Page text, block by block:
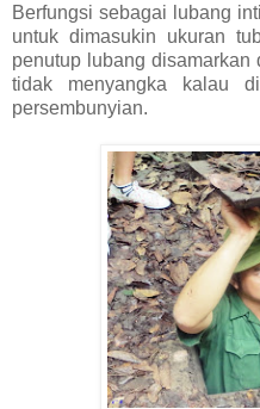
Berfungsi sebagai lubang
untuk dimasukin ukuran
penutup lubang
tidak menyangka kalau
persembunyian.